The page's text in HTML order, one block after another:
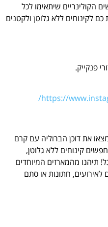
הקולינריים שיתאימו לכל
לקינוחים ללא גלוטן ולקטנים
פנקייק.
https://
את דוכן הברוליה עם קרם
קינוחים ללא גלוטן,
תיהנו מהמארזים המיוחדים
חתונות או סתם